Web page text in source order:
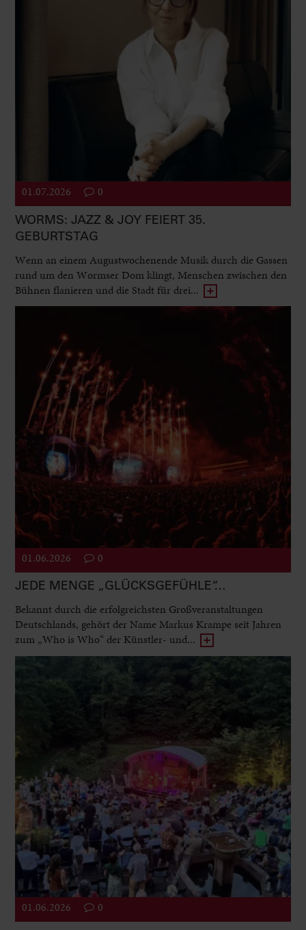
01.07.2026 0
WORMS: JAZZ & JOY FEIERT 35.
GEBURTSTAG
Wenn an einem Augustwochenende Musik durch die Gassen
rund um den Wormser Dom klingt, Menschen zwischen den
Bühnen flanieren und die Stadt für drei...
01.06.2026 0
JEDE MENGE „GLÜCKSGEFÜHLE“…
Bekannt durch die erfolgreichsten Großveranstaltungen
Deutschlands, gehört der Name Markus Krampe seit Jahren
zum „Who is Who“ der Künstler- und...
01.06.2026 0